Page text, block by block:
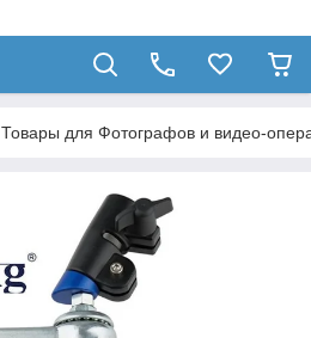
Товары для Фотографов и видео-